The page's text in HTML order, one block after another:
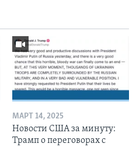
МАРТ 14, 2025
Новости США за минуту:
Трамп о переговорах с